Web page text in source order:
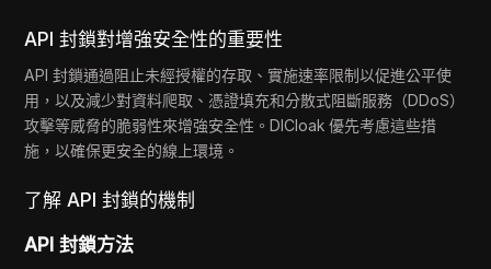
API 封鎖對增強安全性的重要性
API 封鎖通過阻止未經授權的存取、實施速率限制以促進公平使
用，以及減少對資料爬取、憑證填充和分散式阻斷服務（DDoS）
攻擊等威脅的脆弱性來增強安全性。DICloak 優先考慮這些措
施，以確保更安全的線上環境。
了解 API 封鎖的機制
API 封鎖方法